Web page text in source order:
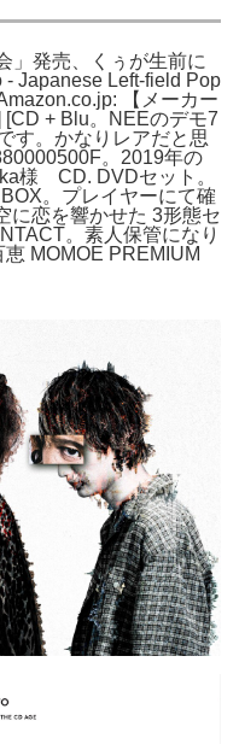
」発売、くぅが生前に
Japanese Left-field Pop
【メーカー
+ Blu。NEEのデモ7
す。かなりレアだと思
。2019年の
様 CD. DVDセット。
。プレイヤーにて確
に恋を響かせた 3形態セ
。素人保管になり
MOMOE PREMIUM